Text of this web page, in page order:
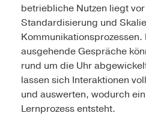
betriebliche Nutzen liegt
Standardisierung und
ausgehende Gespräche
rund um die Uhr
lassen sich Interaktionen
und auswerten, wodurch
Lernprozess entsteht.